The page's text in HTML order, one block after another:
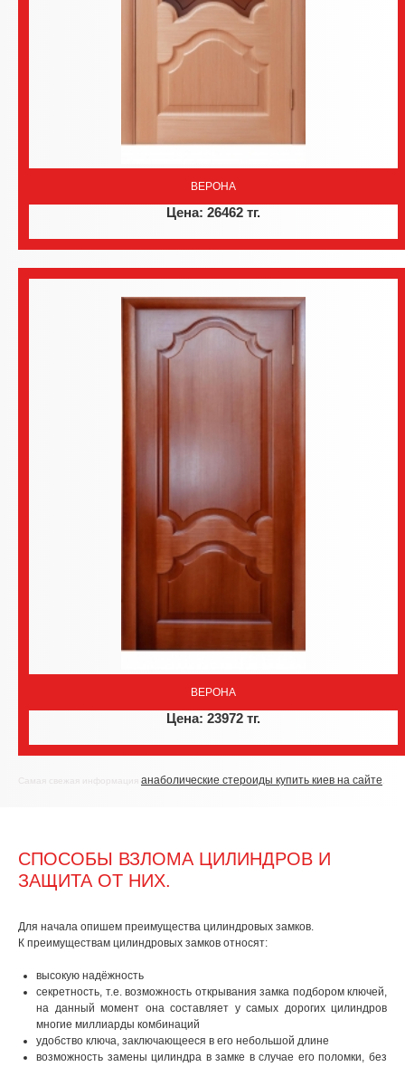
ВЕРОНА
Цена: 26462 тг.
ВЕРОНА
Цена: 23972 тг.
Самая свежая информация анаболические стероиды купить киев на сайте
СПОСОБЫ ВЗЛОМА ЦИЛИНДРОВ И
ЗАЩИТА ОТ НИХ.
Для начала опишем преимущества цилиндровых замков.
К преимуществам цилиндровых замков относят:
высокую надёжность
секретность, т.е. возможность открывания замка подбором ключей,
на данный момент она составляет у самых дорогих цилиндров
многие миллиарды комбинаций
удобство ключа, заключающееся в его небольшой длине
возможность замены цилиндра в замке в случае его поломки, без